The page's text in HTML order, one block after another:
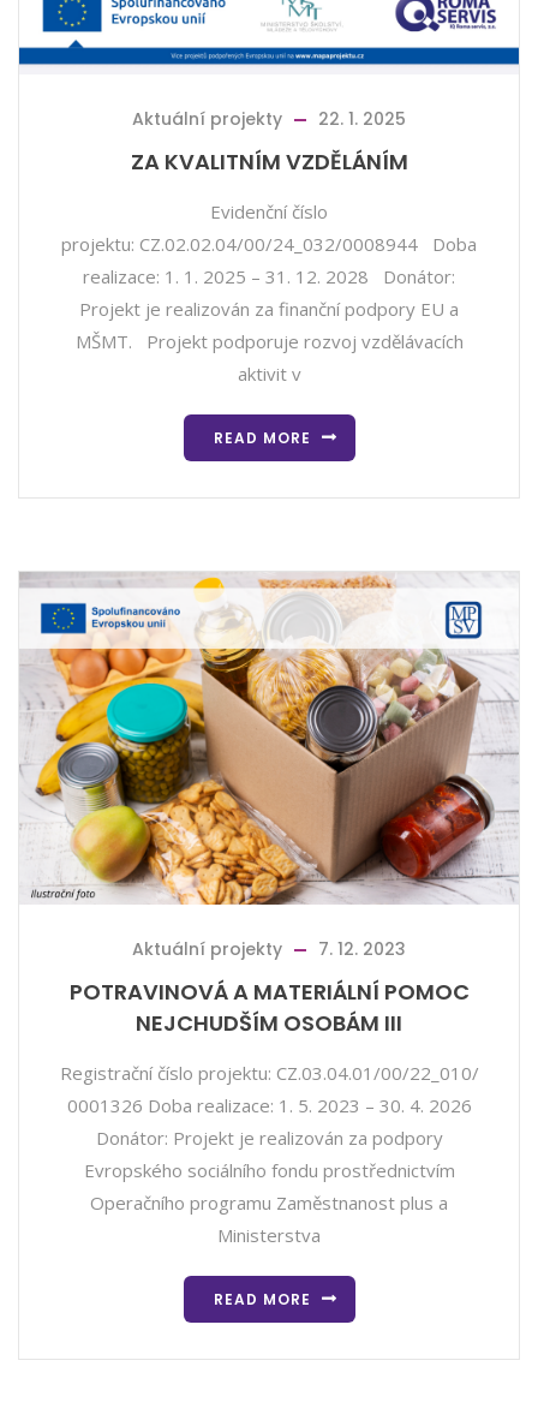
Aktuální projekty 22. 1. 2025
ZA KVALITNÍM VZDĚLÁNÍM
Evidenční číslo
projektu: CZ.02.02.04/00/24_032/0008944 Doba
realizace: 1. 1. 2025 – 31. 12. 2028 Donátor:
Projekt je realizován za finanční podpory EU a
MŠMT. Projekt podporuje rozvoj vzdělávacích
aktivit v
READ MORE
Aktuální projekty 7. 12. 2023
POTRAVINOVÁ A MATERIÁLNÍ POMOC
NEJCHUDŠÍM OSOBÁM III
Registrační číslo projektu: CZ.03.04.01/00/22_010/
0001326 Doba realizace: 1. 5. 2023 – 30. 4. 2026
Donátor: Projekt je realizován za podpory
Evropského sociálního fondu prostřednictvím
Operačního programu Zaměstnanost plus a
Ministerstva
READ MORE